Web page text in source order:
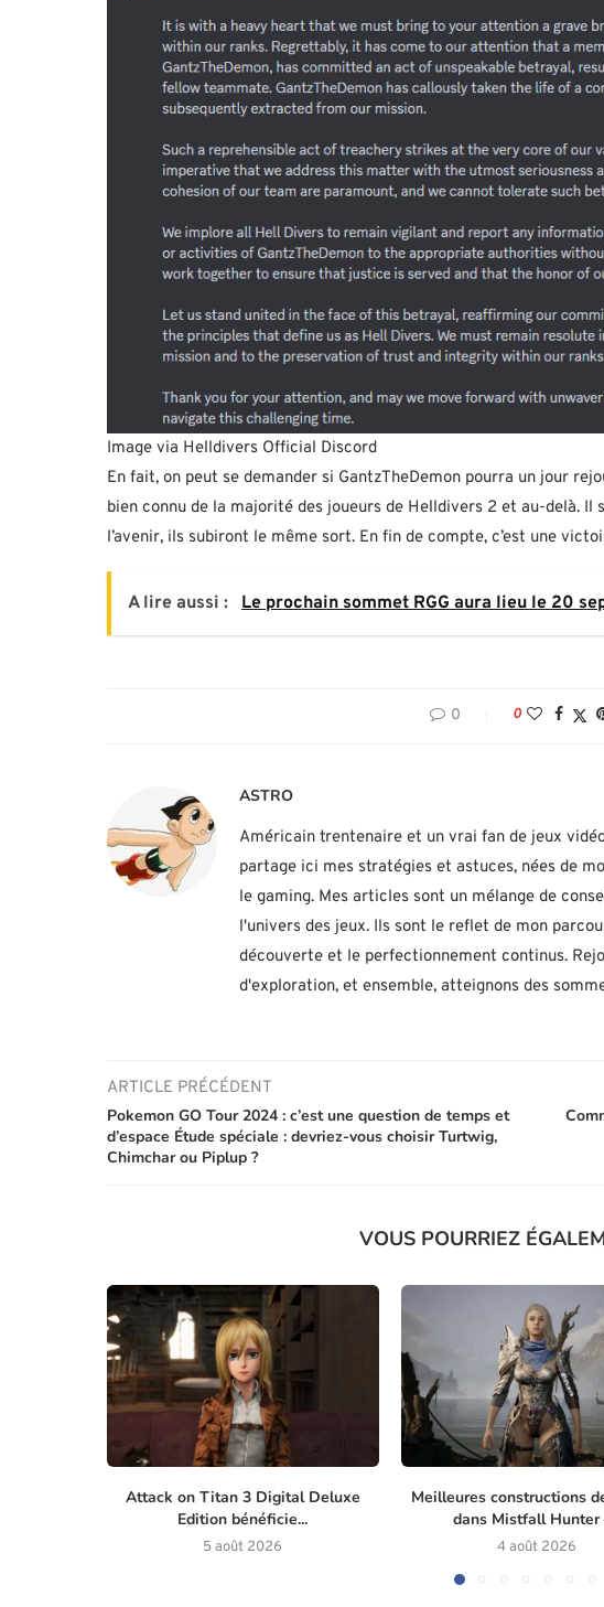
Image via Helldivers Official Discord
En fait, on peut se demander si GantzTheDemon pourra un jour
bien connu de la majorité des joueurs de Helldivers 2 et au-delà. Il
l’avenir, ils subiront le même sort. En fin de compte, c’est une
A lire aussi : Le prochain sommet RGG aura lieu le 20
0 0
ASTRO
Américain trentenaire et un vrai fan de jeux
partage ici mes stratégies et astuces, nées de
le gaming. Mes articles sont un mélange de
l'univers des jeux. Ils sont le reflet de mon
découverte et le perfectionnement continus.
d'exploration, et ensemble, atteignons des
ARTICLE PRÉCÉDENT
Pokemon GO Tour 2024 : c’est une question de temps et
d’espace Étude spéciale : devriez-vous choisir Turtwig,
Chimchar ou Piplup ?
VOUS POURRIEZ
Attack on Titan 3 Digital Deluxe
Edition bénéficie...
5 août 2026
Meilleures constructions
dans Mistfall Hunter
4 août 2026